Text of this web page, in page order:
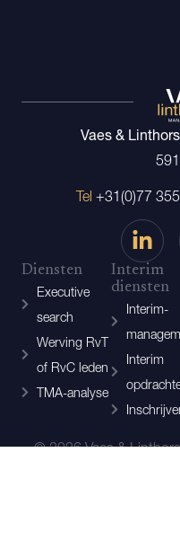
Vaes &
Tel +31(0)77
Diensten
Executive
search
Werving RvT
of RvC leden
TMA-analyse
Interim
diensten
Interim-
Interim
© 2026 Vaes &